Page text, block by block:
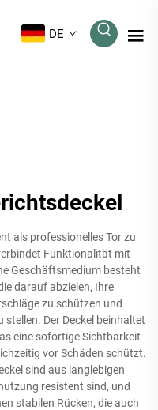
DE
als professionelles Tor zu
Funktionalität mit
Geschäftsmedium besteht
darauf abzielen, Ihre
zu schützen und
Der Deckel beinhaltet
eine sofortige Sichtbarkeit
vor Schäden schützt.
sind aus langlebigen
resistent sind, und
stabilen Rücken, die auch